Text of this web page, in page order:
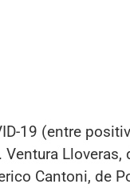
19 (entre
Lloveras,
Cantoni, de